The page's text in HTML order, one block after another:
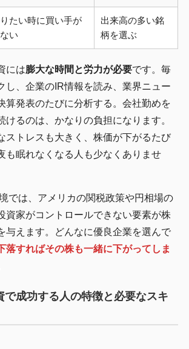
たい時に買い手が
い
出来高の多い銘
柄を選ぶ
には膨大な時間と労力が必要です。毎
し、企業のIR情報を読み、業界ニュー
算発表のたびに分析する。会社勤めを
けるのは、かなりの負担になります。
ストレスも大きく、株価が下がるたび
も眠れなくなる人も少なくありませ
では、アメリカの関税政策や円相場の
資家がコントロールできない要素が株
与えます。どんなに優良企業を選んで
落すればその株も一緒に下がってしま
で成功する人の特徴と必要なスキ